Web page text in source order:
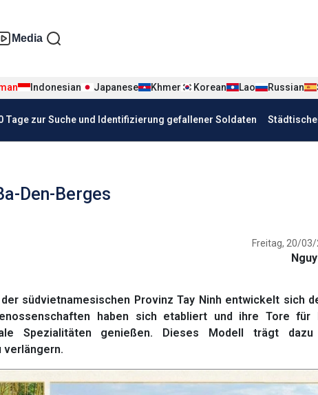
tiếng Đức
Media
Indonesian Japanese Khmer Korean Lao Russian
Tage zur Suche und Identifizierung gefallener Soldaten
Den-Berges
Freitag, 20/
der südvietnamesischen Provinz Tay Ninh entwickelt sich
haben sich etabliert und ihre Tore für
Spezialitäten genießen. Dieses Modell trägt
verlängern.